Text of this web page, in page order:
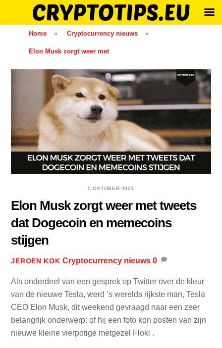
Home » Cryptocurrency nieuws »
Elon Musk zorgt weer met
5 OKTOBER 2021
Elon Musk zorgt weer met tweets
dat Dogecoin en memecoins
stijgen
JEROEN KOK Cryptocurrency nieuws 0
Als onderdeel van een gesprek op Twitter over de kleur
van de nieuwe Tesla, werd ’s werelds rijkste man, Tesla
CEO Elon Musk, dit weekend gevraagd naar een zeer
belangrijk onderwerp: of hij een foto kon posten van zijn
nieuwe kleine vierpotige metgezel Floki .